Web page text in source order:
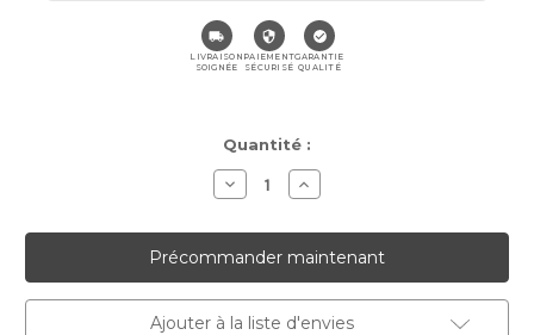
LIVRAISON
SOIGNÉE
PAIEMENT
SÉCURISÉ
GARANTIE
QUALITÉ
Quantité :
Diminuer
la
pour
Jardin
vertical
Mayan
Ray
Augmenter
la
pour
Jardin
vertical
Mayan
Ray
Ajouter à la liste d'envies